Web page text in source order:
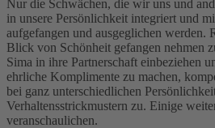
Nur die Schwächen, die wir uns und
in unsere Persönlichkeit integriert und
aufgefangen und ausgeglichen werden.
Blick von Schönheit gefangen nehmen
Sima in ihre Partnerschaft einbeziehen
ehrliche Komplimente zu machen,
bei ganz unterschiedlichen
Verhaltensstrickmustern zu. Einige
veranschaulichen.